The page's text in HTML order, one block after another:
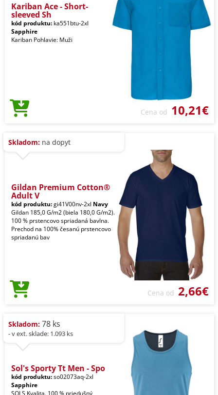
Kariban Ace - Short-
sleeved Sh
kód produktu: ka551btu-2xl
Sapphire
Kariban Pohlavie: Muži
Cena od 10,21€
Skladom: na dopyt
Gildan Premium Cotton®
Adult V
kód produktu:gi41V00nv-2xl Navy
Gildan 185,0 G/m2 (biela 180,0 G/m2).
100 % prstencovo spriadaná bavlna.
Prechod na 100% česanú prstencovo
spriadanú bav
Cena od 2,66€
Skladom: 78 ks
- v ext. sklade: 1.093 ks
Sol's Sporty Tt Men - Spo
kód produktu:so02073aq-2xl
Sapphire
SOLS Kvalita. 100 % priedušný